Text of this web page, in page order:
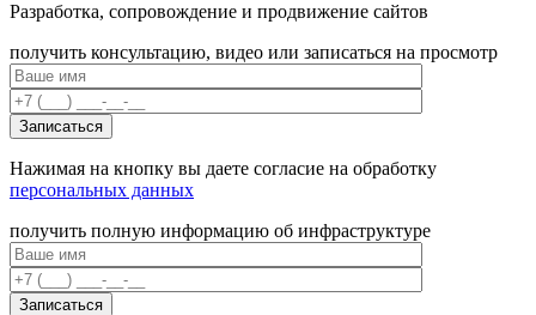
Разработка, сопровождение и продвижение сайтов
получить консультацию, видео или записаться на просмотр
Нажимая на кнопку вы даете согласие на обработку
персональных данных
получить полную информацию об инфраструктуре